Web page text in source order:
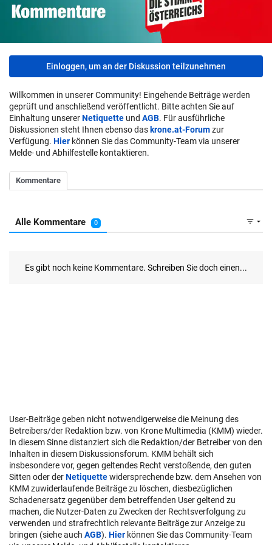
Einloggen, um an der Diskussion teilzunehmen
Willkommen in unserer Community! Eingehende Beiträge werden
geprüft und anschließend veröffentlicht. Bitte achten Sie auf
Einhaltung unsererNetiquette und AGB. Für ausführliche
Diskussionen steht Ihnen ebenso das krone.at-Forumzur
Verfügung. Hier können Sie das Community-Team via unserer
Melde- und Abhilfestelle kontaktieren.
User-Beiträge geben nicht notwendigerweise die Meinung des
Betreibers/der Redaktion bzw. von Krone Multimedia (KMM) wieder.
In diesem Sinne distanziert sich die Redaktion/der Betreiber von den
Inhalten in diesem Diskussionsforum. KMM behält sich
insbesondere vor, gegen geltendes Recht verstoßende, den guten
Sitten oder derNetiquettewidersprechende bzw. dem Ansehen von
KMM zuwiderlaufende Beiträge zu löschen, diesbezüglichen
Schadenersatz gegenüber dem betreffenden User geltend zu
machen, die Nutzer-Daten zu Zwecken der Rechtsverfolgung zu
verwenden und strafrechtlich relevante Beiträge zur Anzeige zu
bringen (siehe auch AGB). Hier können Sie das Community-Team